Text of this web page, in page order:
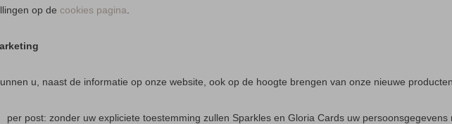
op de cookies pagina
u, naast de informatie op onze website, ook op de hoogte brengen van onze nieuwe
per post: zonder uw expliciete toestemming zullen Sparkles en Gloria Cards uw